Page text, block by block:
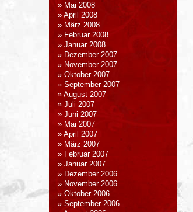
Mai 2008
April 2008
März 2008
Februar 2008
Januar 2008
Dezember 2007
November 2007
Oktober 2007
September 2007
August 2007
Juli 2007
Juni 2007
Mai 2007
April 2007
März 2007
Februar 2007
Januar 2007
Dezember 2006
November 2006
Oktober 2006
September 2006